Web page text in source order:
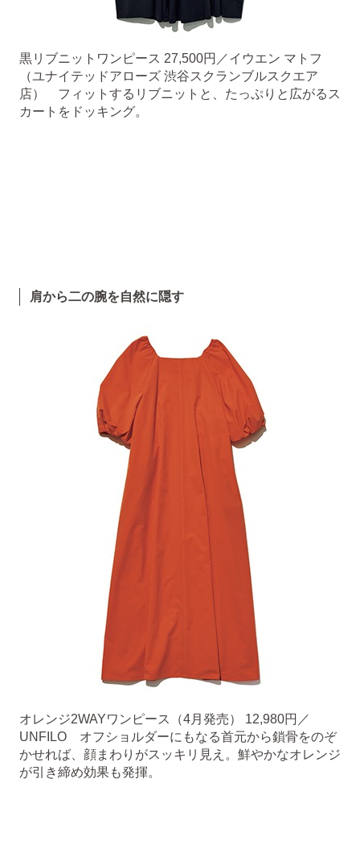
黒リブニットワンピース 27,500円／イウエン マトフ
（ユナイテッドアローズ 渋谷スクランブルスクエア
店） フィットするリブニットと、たっぷりと広がるス
カートをドッキング。
肩から二の腕を自然に隠す
オレンジ2WAYワンピース（4月発売） 12,980円／
UNFILO オフショルダーにもなる首元から鎖骨をのぞ
かせれば、顔まわりがスッキリ見え。鮮やかなオレンジ
が引き締め効果も発揮。